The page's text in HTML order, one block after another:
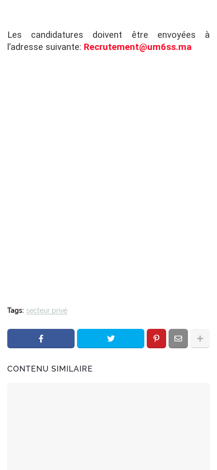
Les candidatures doivent être envoyées à
l’adresse suivante: Recrutement@um6ss.ma
Tags: secteur privé
CONTENU SIMILAIRE